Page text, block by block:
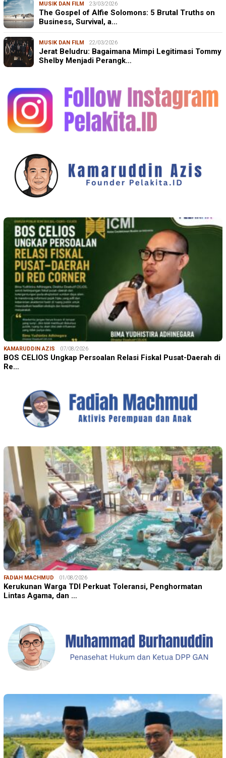
MUSIK DAN FILM 23/03/2026
The Gospel of Alfie Solomons: 5 Brutal Truths on
Business, Survival, a…
MUSIK DAN FILM 22/03/2026
Jerat Beludru: Bagaimana Mimpi Legitimasi Tommy
Shelby Menjadi Perangk…
KAMARUDDIN AZIS 07/08/2026
BOS CELIOS Ungkap Persoalan Relasi Fiskal Pusat-Daerah di
Re…
FADIAH MACHMUD 01/08/2026
Kerukunan Warga TDI Perkuat Toleransi, Penghormatan
Lintas Agama, dan …